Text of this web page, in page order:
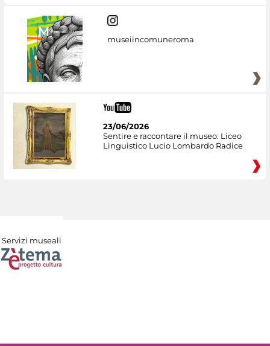
museiincomuneroma
23/06/2026
Sentire e raccontare il museo: Liceo
Linguistico Lucio Lombardo Radice
Servizi museali